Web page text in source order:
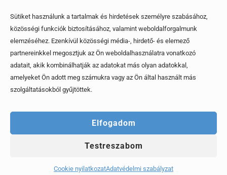
Sütiket használunk a tartalmak és hirdetések személyre szabásához,
közösségi funkciók biztosításához, valamint weboldalforgalmunk
elemzéséhez. Ezenkívül közösségi média-, hirdető- és elemező
partnereinkkel megosztjuk az Ön weboldalhasználatra vonatkozó
adatait, akik kombinálhatják az adatokat más olyan adatokkal,
amelyeket Ön adott meg számukra vagy az Ön által használt más
szolgáltatásokból gyűjtöttek.
Elfogadom
Testreszabom
Cookie nyilatkozatAdatvédelmi szabályzat